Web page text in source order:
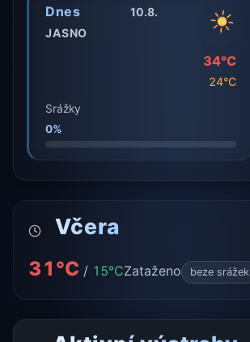
Dnes
10.8.
JASNO
34°C
24°C
Srážky
0%
Včera
31°C / 15°CZataženo beze srážek